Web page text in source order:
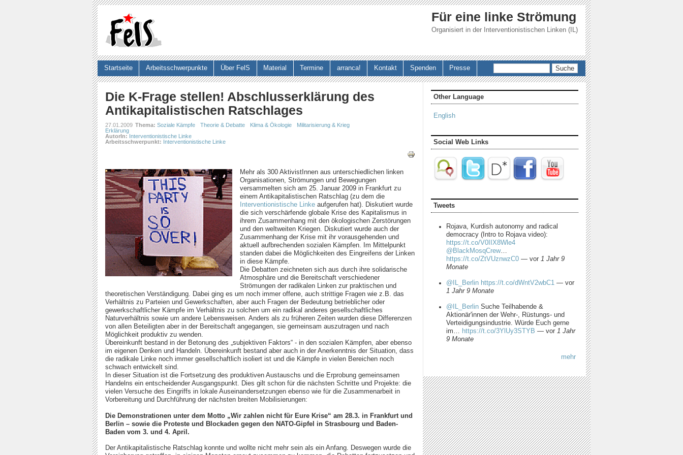
Jump to navigation
Für eine linke Strömung
Organisiert in der Interventionistischen Linken (IL)
Die K-Frage stellen! Abschlusserklärung des
Antikapitalistischen Ratschlages
27.01.2009 Thema: Soziale Kämpfe Theorie & Debatte Klima & Ökologie
Militarisierung & Krieg
Erklärung
AutorIn: Interventionistische Linke
Arbeitsschwerpunkt: Interventionistische Linke
Mehr als 300 AktivistInnen aus unterschiedlichen linken
Organisationen, Strömungen und Bewegungen
versammelten sich am 25. Januar 2009 in Frankfurt zu
einem Antikapitalistischen Ratschlag (zu dem die
Interventionistische Linke aufgerufen hat). Diskutiert wurde
die sich verschärfende globale Krise des Kapitalismus in
ihrem Zusammenhang mit den ökologischen Zerstörungen
und den weltweiten Kriegen. Diskutiert wurde auch der
Zusammenhang der Krise mit ihr vorausgehenden und
aktuell aufbrechenden sozialen Kämpfen. Im Mittelpunkt
standen dabei die Möglichkeiten des Eingreifens der Linken
in diese Kämpfe.
Die Debatten zeichneten sich aus durch ihre solidarische
Atmosphäre und die Bereitschaft verschiedener
Strömungen der radikalen Linken zur praktischen und
theoretischen Verständigung. Dabei ging es um noch immer offene, auch strittige Fragen wie z.B. das
Verhältnis zu Parteien und Gewerkschaften, aber auch Fragen der Bedeutung betrieblicher oder
gewerkschaftlicher Kämpfe im Verhältnis zu solchen um ein radikal anderes gesellschaftliches
Naturverhältnis sowie um andere Lebensweisen. Anders als zu früheren Zeiten wurden diese Differenzen
von allen Beteiligten aber in der Bereitschaft angegangen, sie gemeinsam auszutragen und nach
Möglichkeit produktiv zu wenden.
Übereinkunft bestand in der Betonung des „subjektiven Faktors“ - in den sozialen Kämpfen, aber ebenso
im eigenen Denken und Handeln. Übereinkunft bestand aber auch in der Anerkenntnis der Situation, dass
die radikale Linke noch immer gesellschaftlich isoliert ist und die Kämpfe in vielen Bereichen noch
schwach entwickelt sind.
In dieser Situation ist die Fortsetzung des produktiven Austauschs und die Erprobung gemeinsamen
Handelns ein entscheidender Ausgangspunkt. Dies gilt schon für die nächsten Schritte und Projekte: die
vielen Versuche des Eingriffs in lokale Auseinandersetzungen ebenso wie für die Zusammenarbeit in
Vorbereitung und Durchführung der nächsten breiten Mobilisierungen:
Die Demonstrationen unter dem Motto „Wir zahlen nicht für Eure Krise“ am 28.3. in Frankfurt und
Berlin – sowie die Proteste und Blockaden gegen den NATO-Gipfel in Strasbourg und Baden-
Baden vom 3. und 4. April.
Der Antikapitalistische Ratschlag konnte und wollte nicht mehr sein als ein Anfang. Deswegen wurde die
Startseite Arbeitsschwerpunkte Über FelS Material Termine arranca! Kontakt Spenden Presse
Suchformular
Other Language
English
Social Web Links
Tweets
Rojava, Kurdish autonomy and radical
democracy (Intro to Rojava video):
https://t.co/V0IIX8Wle4
@BlackMosqCrew…
https://t.co/ZtVUznwzC0 —vor1 Jahr 9
Monate
@IL_Berlin https://t.co/dWntV2wbC1 —vor
1 Jahr 9 Monate
@IL_Berlin Suche Teilhabende &
Aktionär'innen der Wehr-, Rüstungs- und
Verteidigungsindustrie. Würde Euch gerne
im… https://t.co/3YlUy3STYB —vor1 Jahr
9 Monate
mehr